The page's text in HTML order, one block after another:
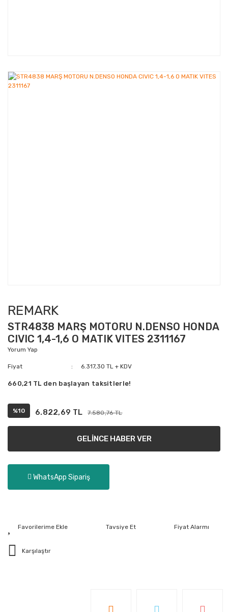
REMARK
STR4838 MARŞ MOTORU N.DENSO HONDA
CIVIC 1,4-1,6 O MATIK VITES 2311167
Yorum Yap
Fiyat 6.317,30 TL + KDV
660,21 TL den başlayan taksitlerle!
%10 6.822,69 TL 7.580,76 TL
GELİNCE HABER VER
WhatsApp Sipariş
Tavsiye Et Fiyat Alarmı
Karşılaştır